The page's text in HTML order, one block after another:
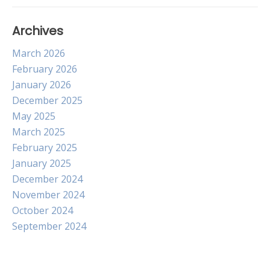
Archives
March 2026
February 2026
January 2026
December 2025
May 2025
March 2025
February 2025
January 2025
December 2024
November 2024
October 2024
September 2024